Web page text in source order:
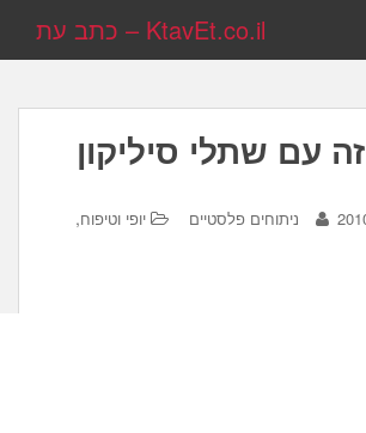
KtavEt.co.il – כתב עת
עם שתלי סיליקון
ניתוחים פלסטיים יופי וטיפוח,